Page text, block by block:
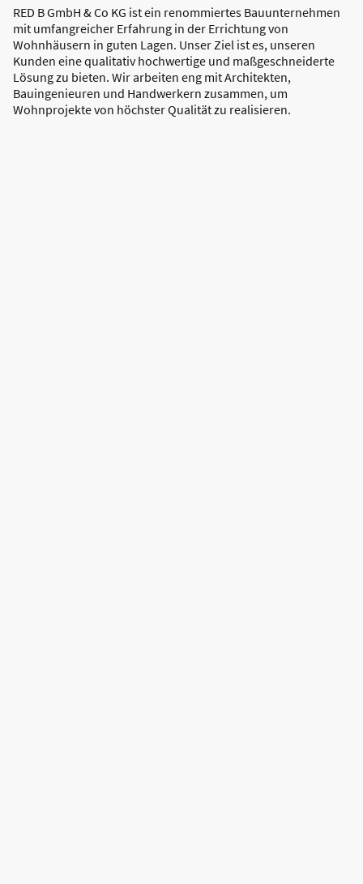
RED B GmbH & Co KG ist ein renommiertes Bauunternehmen
mit umfangreicher Erfahrung in der Errichtung von
Wohnhäusern in guten Lagen. Unser Ziel ist es, unseren
Kunden eine qualitativ hochwertige und maßgeschneiderte
Lösung zu bieten. Wir arbeiten eng mit Architekten,
Bauingenieuren und Handwerkern zusammen, um
Wohnprojekte von höchster Qualität zu realisieren.